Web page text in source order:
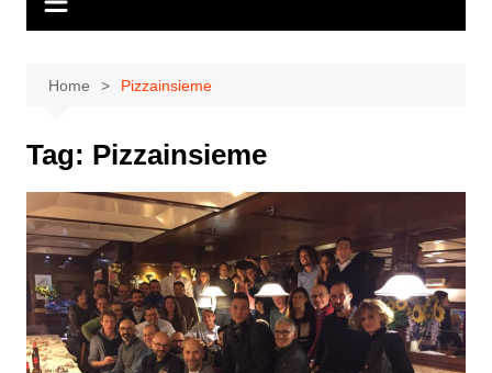
Home Pizzainsieme
Tag: Pizzainsieme